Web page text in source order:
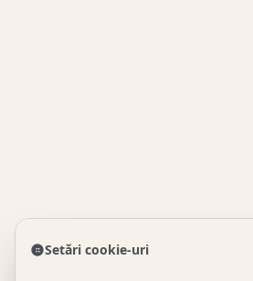
Setări cookie-uri